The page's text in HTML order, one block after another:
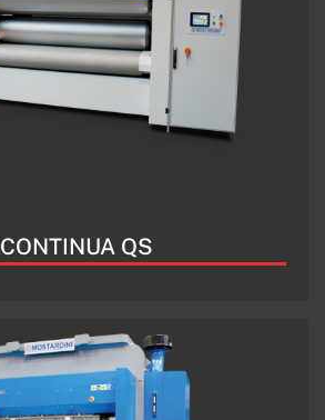
CONTINUA QS